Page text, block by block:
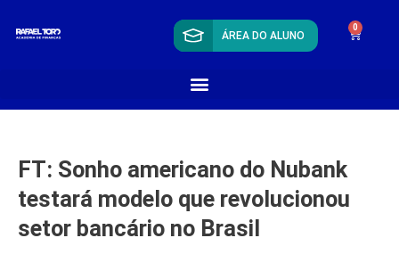
ÁREA DO ALUNO
0
FT: Sonho americano do Nubank
testará modelo que revolucionou
setor bancário no Brasil